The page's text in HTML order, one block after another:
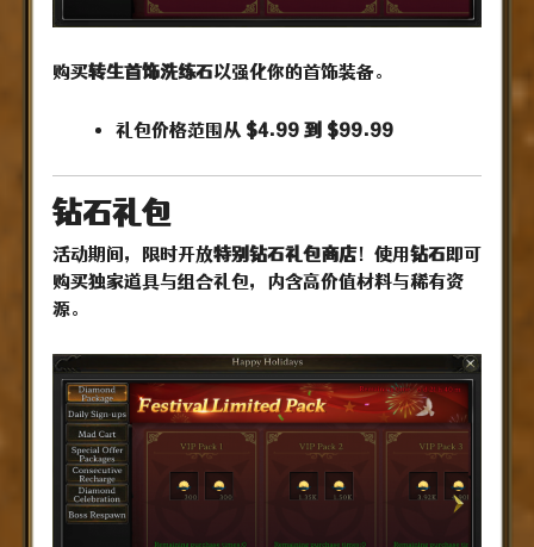
购买转生首饰洗练石以强化你的首饰装备。
礼包价格范围从 $4.99 到 $99.99
钻石礼包
活动期间，限时开放特别钻石礼包商店！使用钻石即可
购买独家道具与组合礼包，内含高价值材料与稀有资
源。